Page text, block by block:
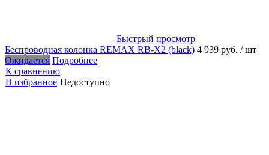
Быстрый просмотр
Беспроводная колонка REMAX RB-X2 (black) 4 939 руб. / шт
Ожидается Подробнее
К сравнению
В избранное Недоступно